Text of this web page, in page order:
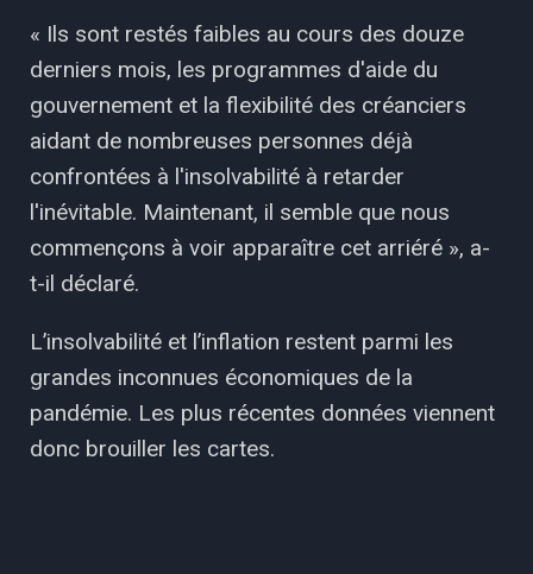
« Ils sont restés faibles au cours des douze
derniers mois, les programmes d'aide du
gouvernement et la flexibilité des créanciers
aidant de nombreuses personnes déjà
confrontées à l'insolvabilité à retarder
l'inévitable. Maintenant, il semble que nous
commençons à voir apparaître cet arriéré », a-
t-il déclaré.
L’insolvabilité et l’inflation restent parmi les
grandes inconnues économiques de la
pandémie. Les plus récentes données viennent
donc brouiller les cartes.